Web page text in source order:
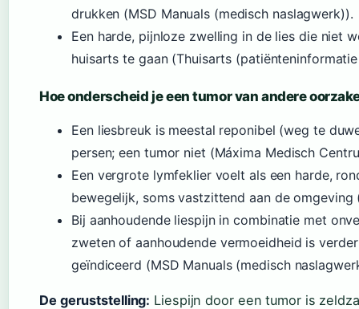
drukken (MSD Manuals (medisch naslagwerk)).
Een harde, pijnloze zwelling in de lies die niet
huisarts te gaan (Thuisarts
Hoe onderscheid je een tumor van andere
Een liesbreuk is meestal reponibel (weg te
persen; een tumor niet (Máxima Medisch
Een vergrote lymfeklier voelt als een harde,
bewegelijk, soms vastzittend aan de
Bij aanhoudende liespijn in combinatie met
zweten of aanhoudende vermoeidheid is
geïndiceerd (MSD Manuals (medisch
De geruststelling: Liespijn door een tumor is